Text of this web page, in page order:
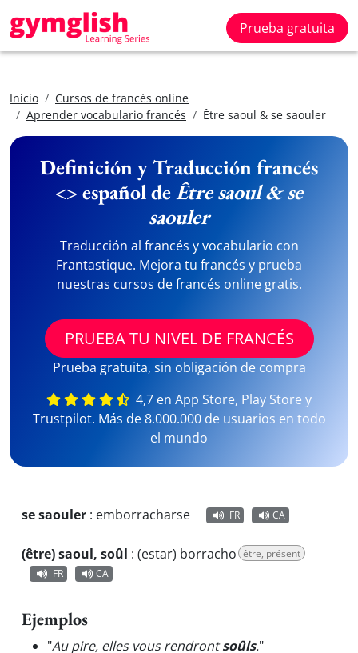
Prueba gratuita
Inicio
Cursos de francés online
Aprender vocabulario francés
Être saoul & se saouler
Definición y Traducción francés
<> español deÊtre saoul & se
saouler
Traducción al francés y vocabulario con
Frantastique. Mejora tu francés y prueba
nuestras cursos de francés onlinegratis.
PRUEBA TU NIVEL DE FRANCÉS
Prueba gratuita, sin obligación de compra
4,7 en App Store, Play Store y
Trustpilot. Más de 8.000.000 de usuarios en todo
el mundo
se saouler : emborracharse FR CA
(être) saoul, soûl : (estar) borracho être, présent
FR
CA
Ejemplos
"Au pire, elles vous rendrontsoûls."